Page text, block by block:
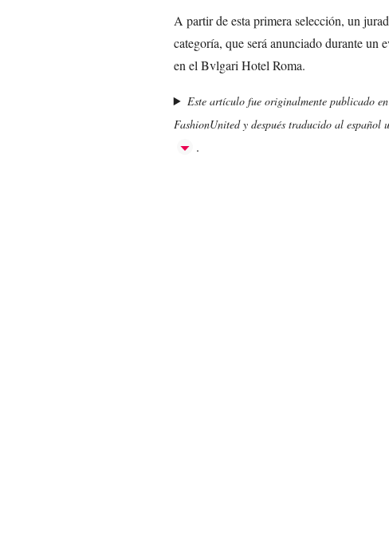
A partir de esta primera selección, un
categoría, que será anunciado durante un
en el Bvlgari Hotel Roma.
Este artículo fue originalmente publicado
FashionUnited y después traducido al
.